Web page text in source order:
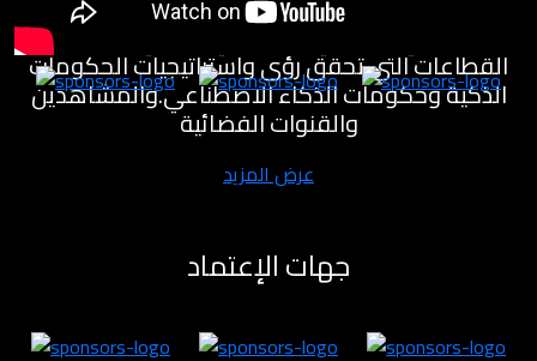
والصناعي والصحي والسياحي والفني وغيره من
القطاعات التي تحقق رؤى واستراتيجيات الحكومات
الذكية وحكومات الذكاء الاصطناعي.والمشاهدين
والقنوات الفضائية
عرض المزيد
جهات الإعتماد